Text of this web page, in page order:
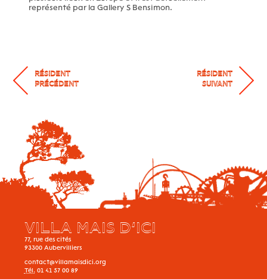
représenté par la Gallery S Bensimon.
RÉSIDENT
PRÉCÉDENT
RÉSIDENT
SUIVANT
VILLA MAIS D’ICI
77, rue des cités
93300 Aubervilliers
contact@villamaisdici.org
Tél. 01 41 57 00 89